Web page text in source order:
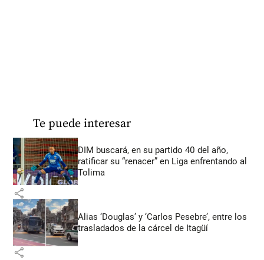
Te puede interesar
DIM buscará, en su partido 40 del año,
ratificar su “renacer” en Liga enfrentando al
Tolima
share
Alias ‘Douglas’ y ‘Carlos Pesebre’, entre los
trasladados de la cárcel de Itagüí
share